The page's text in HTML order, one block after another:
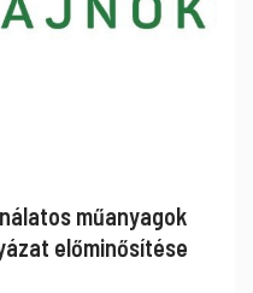
műanyagok
előminősítése